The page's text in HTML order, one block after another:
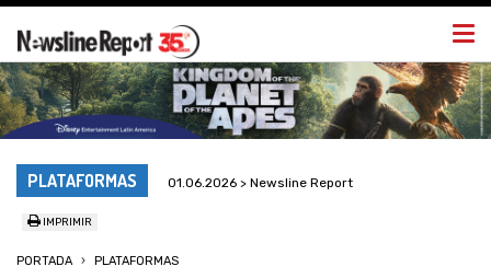
PLATAFORMAS 01.06.2026 > Newsline Report
IMPRIMIR
PORTADA PLATAFORMAS